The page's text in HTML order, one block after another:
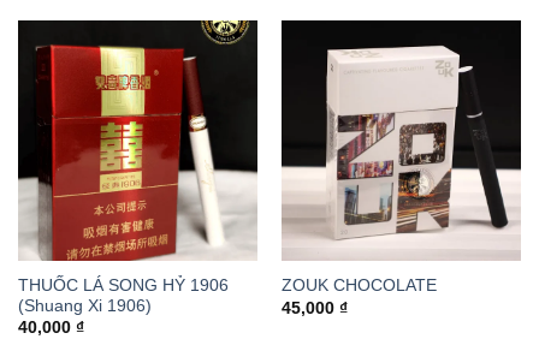
THUỐC LÁ SONG HỶ 1906
(Shuang Xi 1906)
40,000 ₫
ZOUK CHOCOLATE
45,000 ₫